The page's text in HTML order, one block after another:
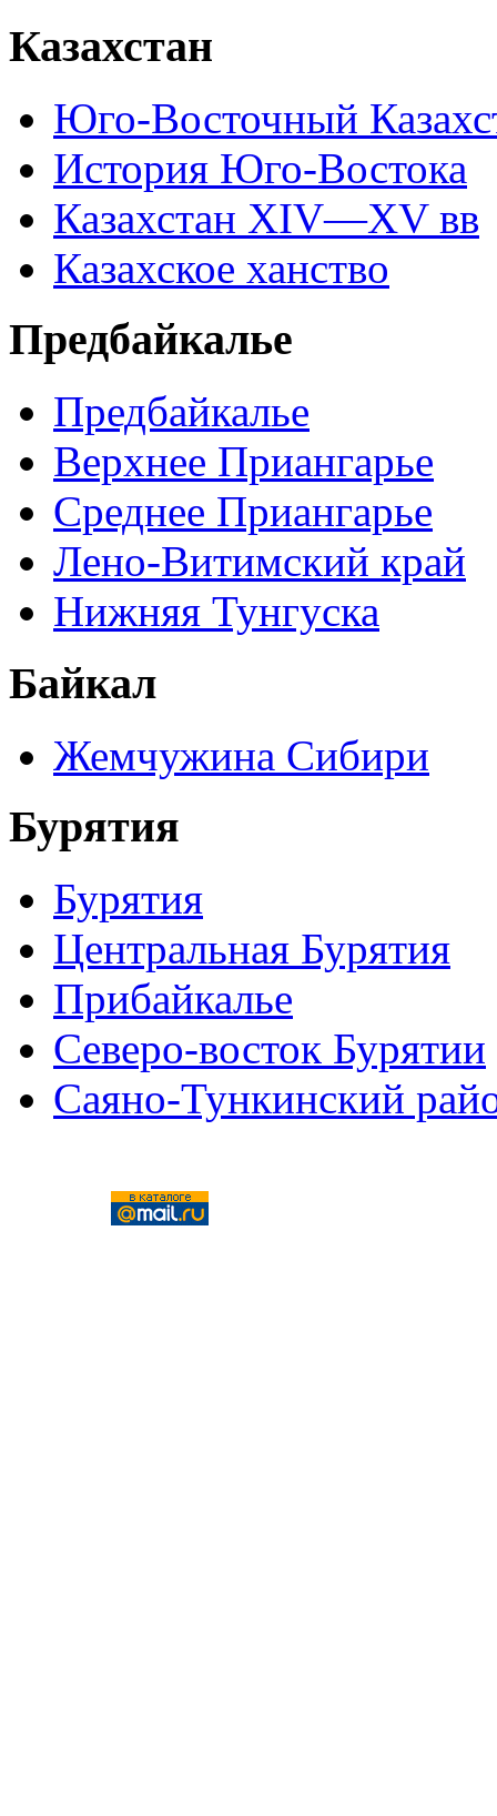
Казахстан
Юго-Восточный
История Юго-Востока
Казахстан XIV—XV вв
Казахское ханство
Предбайкалье
Предбайкалье
Верхнее Приангарье
Среднее Приангарье
Лено-Витимский край
Нижняя Тунгуска
Байкал
Жемчужина Сибири
Бурятия
Бурятия
Центральная Бурятия
Прибайкалье
Северо-восток Бурятии
Саяно-Тункинский